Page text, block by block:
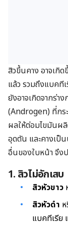
สิวขึ้นคาง อาจเกิ
แล้ว รวมถึงแบคที
ยังอาจเกิดจากร่า
(Androgen) ที่กร
ผลให้ต่อมไขมันผ
อุดตัน และคางเป็
อื่นของใบหน้าจึง
1. สิวไม่อักเสบ
สิวหัวขาว
สิวหัวดำ
แบคทีเรีย